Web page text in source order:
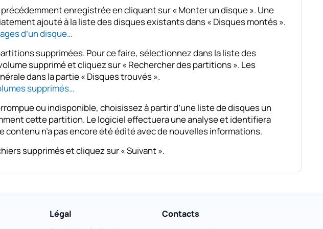
précédemment enregistrée en cliquant sur « Monter un disque ». Une
ajouté à la liste des disques existants dans « Disques montés ».
d’un disque…
supprimées. Pour ce faire, sélectionnez dans la liste des
supprimé et cliquez sur « Rechercher des partitions ». Les
dans la partie « Disques trouvés ».
supprimés…
ou indisponible, choisissez à partir d’une liste de disques un
cette partition. Le logiciel effectuera une analyse et identifiera
n’a pas encore été édité avec de nouvelles informations.
supprimés et cliquez sur « Suivant ».
Légal Contacts